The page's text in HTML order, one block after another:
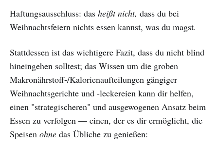
Haftungsausschluss: das heißt nicht, dass du bei
Weihnachtsfeiern nichts essen kannst, was du magst.
Stattdessen ist das wichtigere Fazit, dass du nicht blind
hineingehen solltest; das Wissen um die groben
Makronährstoff-/Kalorienaufteilungen gängiger
Weihnachtsgerichte und -leckereien kann dir helfen,
einen "strategischeren" und ausgewogenen Ansatz beim
Essen zu verfolgen — einen, der es dir ermöglicht, die
Speisen ohne das Übliche zu genießen: